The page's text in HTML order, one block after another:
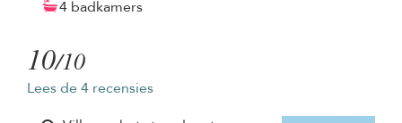
4 badkamers
10/10
Lees de 4 recensies